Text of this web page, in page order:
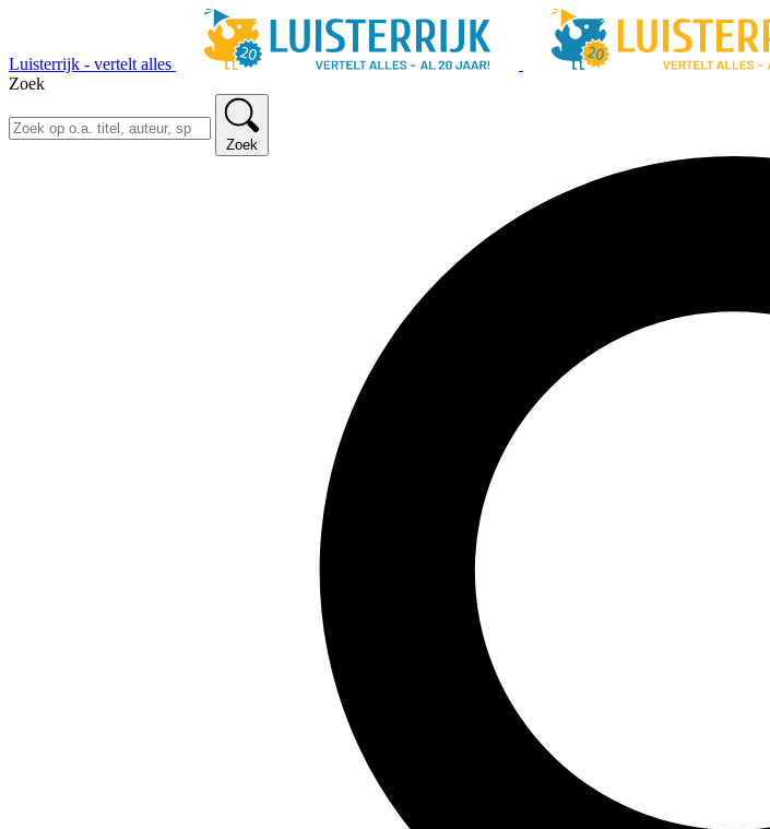
Luisterrijk - vertelt alles
Zoek
Zoek